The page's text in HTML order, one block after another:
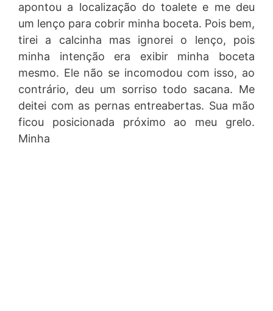
apontou a localização do toalete e me deu
um lenço para cobrir minha boceta. Pois bem,
tirei a calcinha mas ignorei o lenço, pois
minha intenção era exibir minha boceta
mesmo. Ele não se incomodou com isso, ao
contrário, deu um sorriso todo sacana. Me
deitei com as pernas entreabertas. Sua mão
ficou posicionada próximo ao meu grelo.
Minha